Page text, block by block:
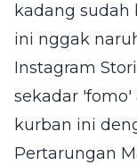
kadang sudah
ini nggak
Instagram
sekadar
kurban ini
Pertarungan